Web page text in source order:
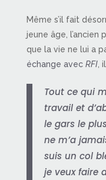
Même s’il fait
jeune âge,
que la vie ne lui a
échange avec RFI,
Tout ce qui
travail et
le gars le
ne m’a
suis un col
je veux faire